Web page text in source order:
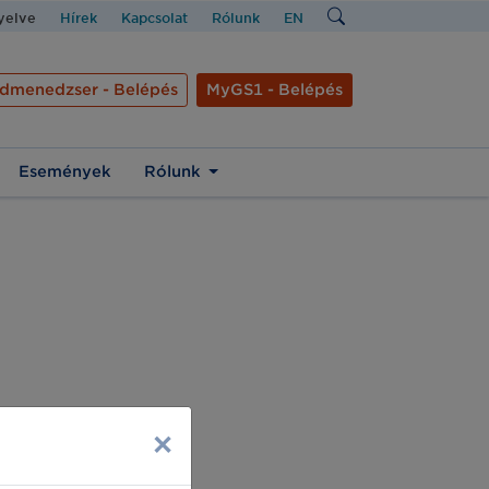
Hírek Kapcsolat Rólunk EN
- Belépés MyGS1 - Belépés
Események Rólunk
×